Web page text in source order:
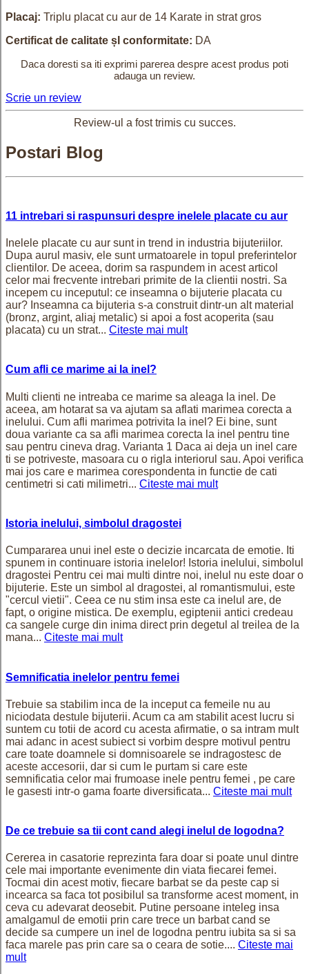
Placaj: Triplu placat cu aur de 14 Karate in strat gros
Certificat de calitate șI conformitate: DA
Daca doresti sa iti exprimi parerea despre acest produs poti
adauga un review.
Scrie un review
Review-ul a fost trimis cu succes.
Postari Blog
11 intrebari si raspunsuri despre inelele placate cu aur
Inelele placate cu aur sunt in trend in industria bijuteriilor.
Dupa aurul masiv, ele sunt urmatoarele in topul preferintelor
clientilor. De aceea, dorim sa raspundem in acest articol
celor mai frecvente intrebari primite de la clientii nostri. Sa
incepem cu inceputul: ce inseamna o bijuterie placata cu
aur? Inseamna ca bijuteria s-a construit dintr-un alt material
(bronz, argint, aliaj metalic) si apoi a fost acoperita (sau
placata) cu un strat... Citeste mai mult
Cum afli ce marime ai la inel?
Multi clienti ne intreaba ce marime sa aleaga la inel. De
aceea, am hotarat sa va ajutam sa aflati marimea corecta a
inelului. Cum afli marimea potrivita la inel? Ei bine, sunt
doua variante ca sa afli marimea corecta la inel pentru tine
sau pentru cineva drag. Varianta 1 Daca ai deja un inel care
ti se potriveste, masoara cu o rigla interiorul sau. Apoi verifica
mai jos care e marimea corespondenta in functie de cati
centimetri si cati milimetri... Citeste mai mult
Istoria inelului, simbolul dragostei
Cumpararea unui inel este o decizie incarcata de emotie. Iti
spunem in continuare istoria inelelor! Istoria inelului, simbolul
dragostei Pentru cei mai multi dintre noi, inelul nu este doar o
bijuterie. Este un simbol al dragostei, al romantismului, este
"cercul vietii". Ceea ce nu stim insa este ca inelul are, de
fapt, o origine mistica. De exemplu, egiptenii antici credeau
ca sangele curge din inima direct prin degetul al treilea de la
mana... Citeste mai mult
Semnificatia inelelor pentru femei
Trebuie sa stabilim inca de la inceput ca femeile nu au
niciodata destule bijuterii. Acum ca am stabilit acest lucru si
suntem cu totii de acord cu acesta afirmatie, o sa intram mult
mai adanc in acest subiect si vorbim despre motivul pentru
care toate doamnele si domnisoarele se indragostesc de
aceste accesorii, dar si cum le purtam si care este
semnificatia celor mai frumoase inele pentru femei , pe care
le gasesti intr-o gama foarte diversificata... Citeste mai mult
De ce trebuie sa tii cont cand alegi inelul de logodna?
Cererea in casatorie reprezinta fara doar si poate unul dintre
cele mai importante evenimente din viata fiecarei femei.
Tocmai din acest motiv, fiecare barbat se da peste cap si
incearca sa faca tot posibilul sa transforme acest moment, in
ceva cu adevarat deosebit. Putine persoane inteleg insa
amalgamul de emotii prin care trece un barbat cand se
decide sa cumpere un inel de logodna pentru iubita sa si sa
faca marele pas prin care sa o ceara de sotie.... Citeste mai
mult